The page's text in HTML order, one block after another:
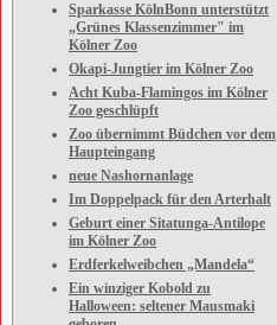
Sparkasse KölnBonn unterstützt
„Grünes Klassenzimmer" im
Kölner Zoo
Okapi-Jungtier im Kölner Zoo
Acht Kuba-Flamingos im Kölner
Zoo geschlüpft
Zoo übernimmt Büdchen vor dem
Haupteingang
neue Nashornanlage
Im Doppelpack für den Arterhalt
Geburt einer Sitatunga-Antilope
im Kölner Zoo
Erdferkelweibchen „Mandela“
Ein winziger Kobold zu
Halloween: seltener Mausmaki